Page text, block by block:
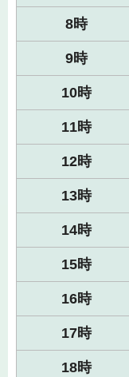
8時
9時
10時
11時
12時
13時
14時
15時
16時
17時
18時